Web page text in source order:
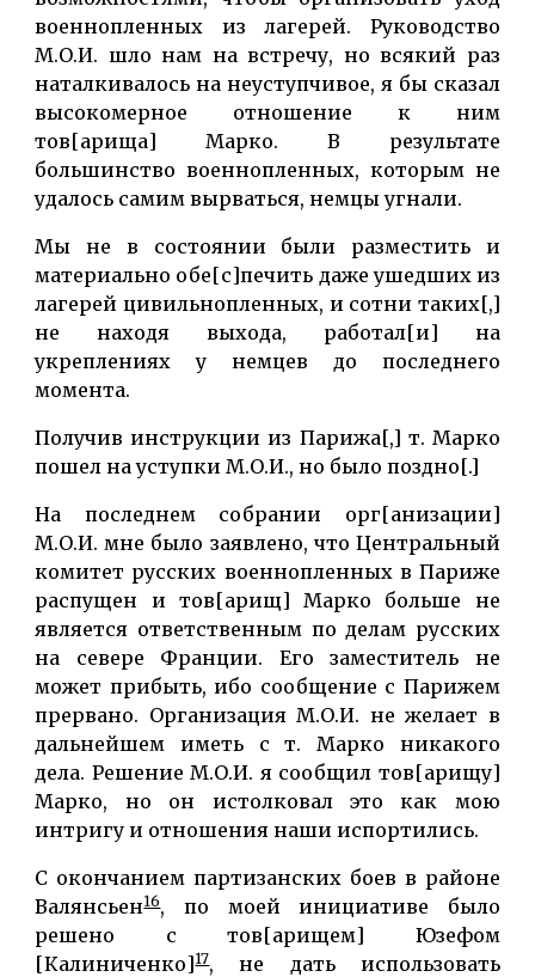
военнопленных из лагерей. Руководство
М.О.И. шло нам на встречу, но всякий раз
наталкивалось на неуступчивое, я бы сказал
высокомерное отношение к ним
тов[арища] Марко. В результате
большинство военнопленных, которым не
удалось самим вырваться, немцы угнали.
Мы не в состоянии были разместить и
материально обе[с]печить даже ушедших из
лагерей цивильнопленных, и сотни таких[,]
не находя выхода, работал[и] на
укреплениях у немцев до последнего
момента.
Получив инструкции из Парижа[,] т. Марко
пошел на уступки М.О.И., но было поздно[.]
На последнем собрании орг[анизации]
М.О.И. мне было заявлено, что Центральный
комитет русских военнопленных в Париже
распущен и тов[арищ] Марко больше не
является ответственным по делам русских
на севере Франции. Его заместитель не
может прибыть, ибо сообщение с Парижем
прервано. Организация М.О.И. не желает в
дальнейшем иметь с т. Марко никакого
дела. Решение М.О.И. я сообщил тов[арищу]
Марко, но он истолковал это как мою
интригу и отношения наши испортились.
С окончанием партизанских боев в районе
Валянсьен16, по моей инициативе было
решено с тов[арищем] Юзефом
[Калиниченко]17, не дать использовать